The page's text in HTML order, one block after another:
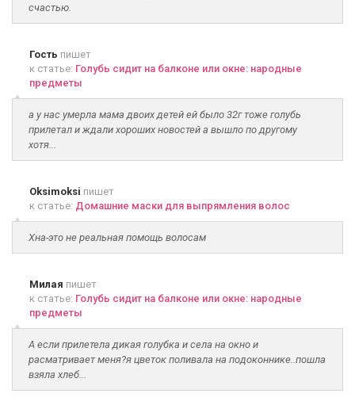
счастью.
Гость пишет
к статье: Голубь сидит на балконе или окне: народные
предметы
а у нас умерла мама двоих детей ей было 32г тоже голубь
прилетал и ждали хороших новостей а вышло по другому
хотя...
Oksimoksi пишет
к статье: Домашние маски для выпрямления волос
Хна-это не реальная помощь волосам
Милая пишет
к статье: Голубь сидит на балконе или окне: народные
предметы
А если прилетела дикая голубка и села на окно и
расматривает меня?я цветок поливала на подоконнике..пошла
взяла хлеб...